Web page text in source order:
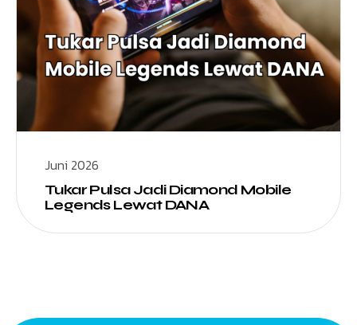
Juni 2026
Tukar Pulsa Jadi Diamond Mobile
Legends Lewat DANA